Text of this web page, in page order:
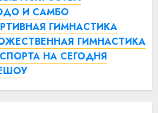
И САМБО
ГИМНАСТИКА
ГИМНАСТИКА
НА СЕГОДНЯ